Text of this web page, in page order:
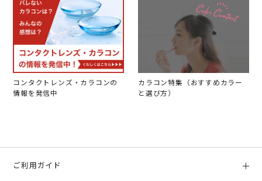
コンタクトレンズ・カラコンの
情報を発信中
カラコン特集（おすすめカラー
と選び方）
ご利用ガイド